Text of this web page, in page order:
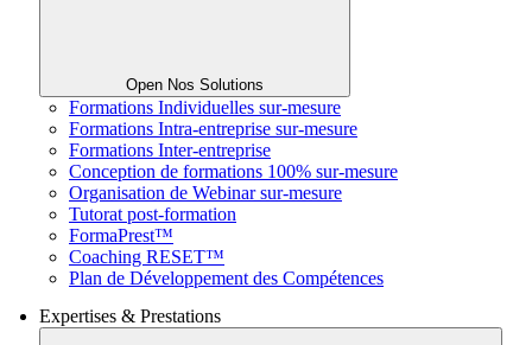
Open Nos Solutions
Formations Individuelles sur-mesure
Formations Intra-entreprise sur-mesure
Formations Inter-entreprise
Conception de formations 100% sur-mesure
Organisation de Webinar sur-mesure
Tutorat post-formation
FormaPrest™
Coaching RESET™
Plan de Développement des Compétences
Expertises & Prestations